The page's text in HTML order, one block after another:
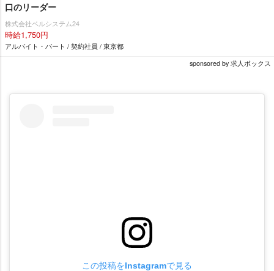
口のリーダー
株式会社ベルシステム24
時給1,750円
アルバイト・パート / 契約社員 / 東京都
sponsored by 求人ボックス
この投稿をInstagramで見る